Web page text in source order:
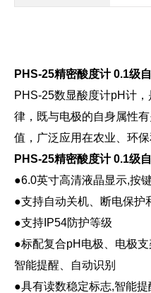
PHS-25精密酸度计 0.1级
PHS-25数显酸度计pH计
律，既与电极的自身属性
值，广泛应用在农业、环
PHS-25精密酸度计 0.1级
●6.0英寸高清液晶显示,按
●支持自动关机、断电保护
●支持IP54防护等级
●标配复合pH电极、电极
智能提醒、自动识别
●具有读数稳定标志,智能提